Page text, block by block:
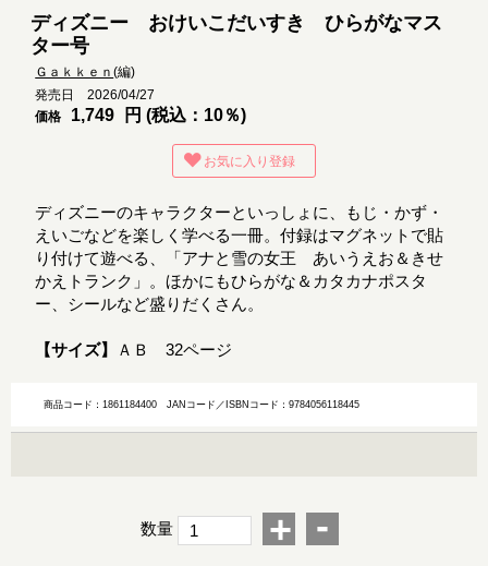
ディズニー おけいこだいすき ひらがなマス
ター号
Ｇａｋｋｅｎ(編)
発売日 2026/04/27
価格
1,749 円 (税込：10％)
お気に入り登録
ディズニーのキャラクターといっしょに、もじ・かず・
えいごなどを楽しく学べる一冊。付録はマグネットで貼
り付けて遊べる、「アナと雪の女王 あいうえお＆きせ
かえトランク」。ほかにもひらがな＆カタカナポスタ
ー、シールなど盛りだくさん。
【サイズ】 ＡＢ 32ページ
商品コード：1861184400JANコード／ISBNコード：9784056118445
数量 + -